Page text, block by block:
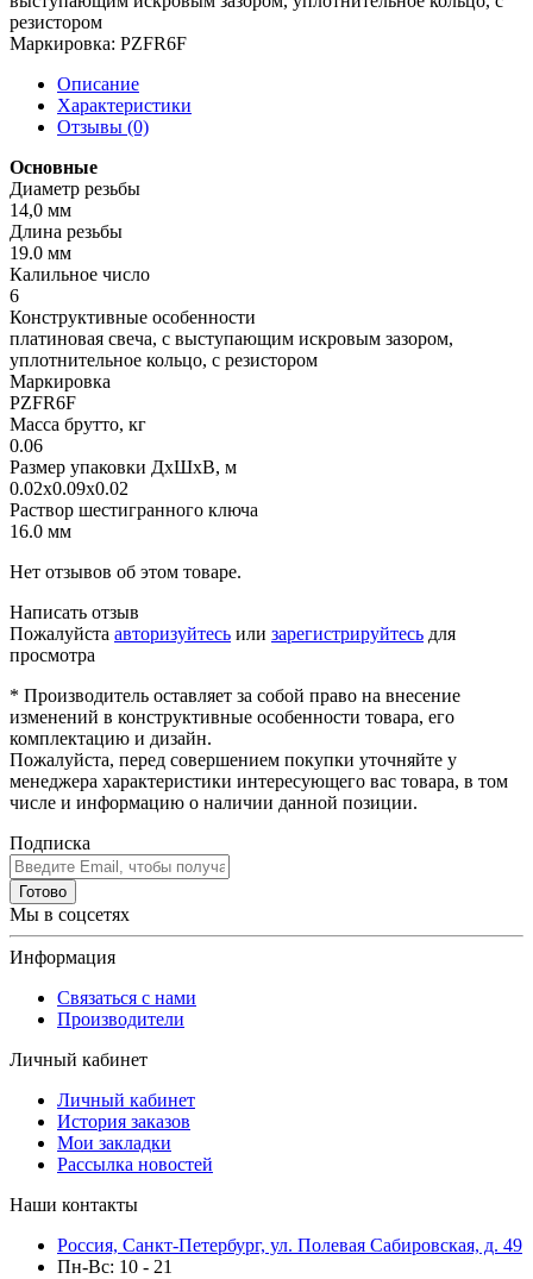
резистором
Маркировка: PZFR6F
Описание
Характеристики
Отзывы (0)
Основные
Диаметр резьбы
14,0 мм
Длина резьбы
19.0 мм
Калильное число
6
Конструктивные особенности
платиновая свеча, с выступающим искровым зазором,
уплотнительное кольцо, с резистором
Маркировка
PZFR6F
Масса брутто, кг
0.06
Размер упаковки ДхШхВ, м
0.02x0.09x0.02
Раствор шестигранного ключа
16.0 мм
Нет отзывов об этом товаре.
Написать отзыв
Пожалуйста авторизуйтесь или зарегистрируйтесь для
просмотра
* Производитель оставляет за собой право на внесение
изменений в конструктивные особенности товара, его
комплектацию и дизайн.
Пожалуйста, перед совершением покупки уточняйте у
менеджера характеристики интересующего вас товара, в том
числе и информацию о наличии данной позиции.
Подписка
Готово
Мы в соцсетях
Информация
Связаться с нами
Производители
Личный кабинет
Личный кабинет
История заказов
Мои закладки
Рассылка новостей
Наши контакты
Россия, Санкт-Петербург, ул. Полевая Сабировская, д. 49
Пн-Вс: 10 - 21